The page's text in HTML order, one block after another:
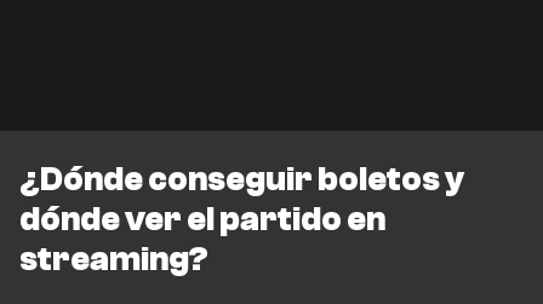
¿Dónde conseguir boletos y
dónde ver el partido en
streaming?